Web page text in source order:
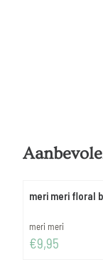
meri meri floral
Merk:
meri meri
Prijs: 9,95
€9,95